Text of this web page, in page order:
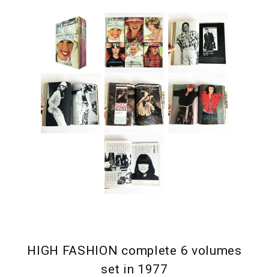
HIGH FASHION complete 6 volumes
set in 1977